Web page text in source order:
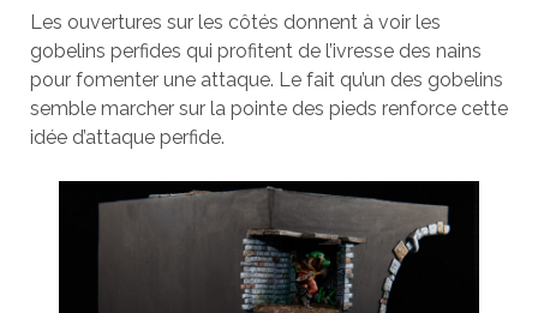
Les ouvertures sur les côtés donnent à voir les
gobelins perfides qui profitent de l’ivresse des nains
pour fomenter une attaque. Le fait qu’un des gobelins
semble marcher sur la pointe des pieds renforce cette
idée d’attaque perfide.